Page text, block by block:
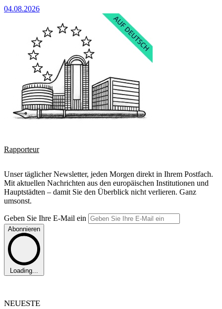
04.08.2026
Rapporteur
Unser täglicher Newsletter, jeden Morgen direkt in Ihrem Postfach.
Mit aktuellen Nachrichten aus den europäischen Institutionen und
Hauptstädten – damit Sie den Überblick nicht verlieren. Ganz
umsonst.
Geben Sie Ihre E-Mail ein
Abonnieren
Loading...
NEUESTE